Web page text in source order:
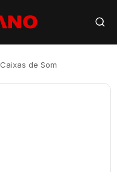
Caixas de Som